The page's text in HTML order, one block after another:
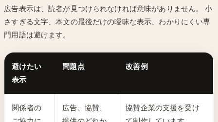
広告表示は、読者が見つけられなければ意味がありません。 小
さすぎる文字、本文の最後だけの曖昧な表示、わかりにくい専
門用語は避けます。
避けたい
表示
問題点 改善例
関係者の
広告、協賛、
協賛企業の支援を受け